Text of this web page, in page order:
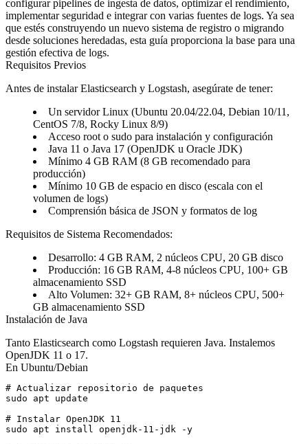
configurar pipelines de ingesta de datos, optimizar el rendimiento,
implementar seguridad e integrar con varias fuentes de logs. Ya sea
que estés construyendo un nuevo sistema de registro o migrando
desde soluciones heredadas, esta guía proporciona la base para una
gestión efectiva de logs.
Requisitos Previos
Antes de instalar Elasticsearch y Logstash, asegúrate de tener:
Un servidor Linux (Ubuntu 20.04/22.04, Debian 10/11,
CentOS 7/8, Rocky Linux 8/9)
Acceso root o sudo para instalación y configuración
Java 11 o Java 17 (OpenJDK u Oracle JDK)
Mínimo 4 GB RAM (8 GB recomendado para
producción)
Mínimo 10 GB de espacio en disco (escala con el
volumen de logs)
Comprensión básica de JSON y formatos de log
Requisitos de Sistema Recomendados:
Desarrollo: 4 GB RAM, 2 núcleos CPU, 20 GB disco
Producción: 16 GB RAM, 4-8 núcleos CPU, 100+ GB
almacenamiento SSD
Alto Volumen: 32+ GB RAM, 8+ núcleos CPU, 500+
GB almacenamiento SSD
Instalación de Java
Tanto Elasticsearch como Logstash requieren Java. Instalemos
OpenJDK 11 o 17.
En Ubuntu/Debian
# Actualizar repositorio de paquetes
sudo apt update
# Instalar OpenJDK 11
sudo apt install openjdk-11-jdk -y